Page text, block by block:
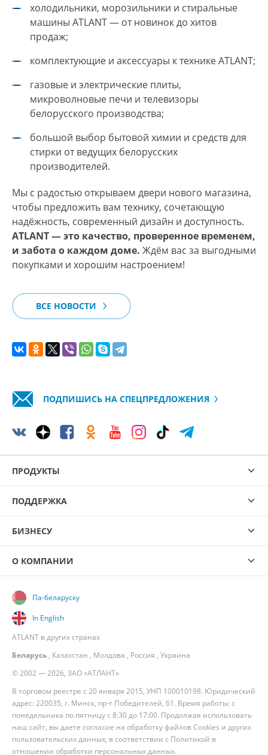
холодильники, морозильники и стиральные
машины ATLANT — от новинок до хитов
продаж;
комплектующие и аксессуары к технике ATLANT;
газовые и электрические плиты,
микроволновые печи и телевизоры
белорусского производства;
большой выбор бытовой химии и средств для
стирки от ведущих белорусских
производителей.
Мы с радостью открываем двери нового магазина,
чтобы предложить вам технику, сочетающую
надёжность, современный дизайн и доступность.
ATLANT — это качество, проверенное временем,
и забота о каждом доме. Ждём вас за выгодными
покупками и хорошим настроением!
ВСЕ НОВОСТИ
ПОДПИШИСЬ НА СПЕЦПРЕДЛОЖЕНИЯ
ПРОДУКТЫ
ПОДДЕРЖКА
БИЗНЕСУ
О КОМПАНИИ
© 2002 — 2026, ЗАО «АТЛАНТ»
В торговом реестре с 20 января 2015, УНП 100010198. Юридический
адрес: 220035, г. Минск, пр-т Победителей, 61. Время работы: с
понедельника по пятницу с 8:30 до 17:00. Продолжая использовать
наш сайт, вы даете согласие на обработку файлов Cookies и других
пользовательских данных, в соответствии с Политикой в
отношении обработки персональных данных.
Па-беларуску
In English
ATLANT в других странах
Беларусь , Казахстан , Молдова , Россия , Украина